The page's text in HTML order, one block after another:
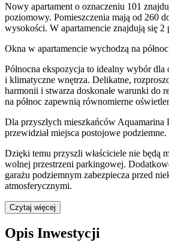
Nowy apartament o oznaczeniu 101
poziomowy. Pomieszczenia mają od 260
wysokości. W apartamencie znajdują się 2
Okna w apartamencie wychodzą na
Północna ekspozycja to idealny wybór
i klimatyczne wnętrza. Delikatne,
harmonii i stwarza doskonałe warunki do
na północ zapewnią równomierne
Dla przyszłych mieszkańców Aquamarina
przewidziałmiejsca postojowe podziemne.
Dzięki temu przyszli właściciele nie będą
wolnej przestrzeni parkingowej.
garażu podziemnym zabezpiecza przed
atmosferycznymi.
Czytaj więcej
Opis Inwestycji